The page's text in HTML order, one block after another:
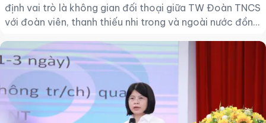
định vai trò là không gian đối thoại giữa TW Đoàn TNCS
với đoàn viên, thanh thiếu nhi trong và ngoài nước đồng
tổ chức, tăng cường ứng dụng công nghệ số và mở rộng
quy mô tương tác trực tuyến trên phạm vi toàn quốc và
quốc tế.